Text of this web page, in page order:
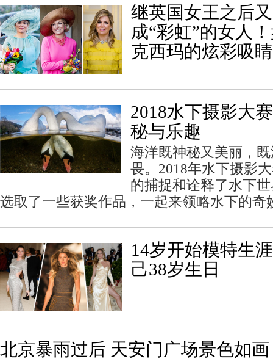
继英国女王之后
成“彩虹”的女人
克西玛的炫彩吸
2018水下摄影大
秘与乐趣
海洋既神秘又美丽，
畏。2018年水下摄影
的捕捉和诠释了水下
选取了一些获奖作品，一起来领略水下的奇
14岁开始模特生
己38岁生日
北京暴雨过后 天安门广场景色如画